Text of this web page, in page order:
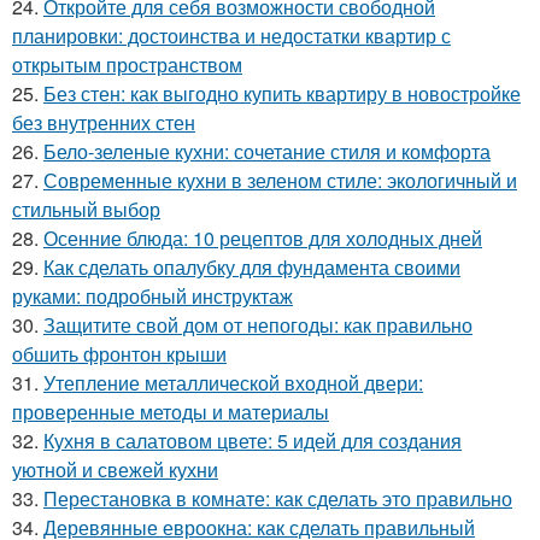
24. Откройте для себя возможности свободной
планировки: достоинства и недостатки квартир с
открытым пространством
25. Без стен: как выгодно купить квартиру в новостройке
без внутренних стен
26. Бело-зеленые кухни: сочетание стиля и комфорта
27. Современные кухни в зеленом стиле: экологичный и
стильный выбор
28. Осенние блюда: 10 рецептов для холодных дней
29. Как сделать опалубку для фундамента своими
руками: подробный инструктаж
30. Защитите свой дом от непогоды: как правильно
обшить фронтон крыши
31. Утепление металлической входной двери:
проверенные методы и материалы
32. Кухня в салатовом цвете: 5 идей для создания
уютной и свежей кухни
33. Перестановка в комнате: как сделать это правильно
34. Деревянные евроокна: как сделать правильный